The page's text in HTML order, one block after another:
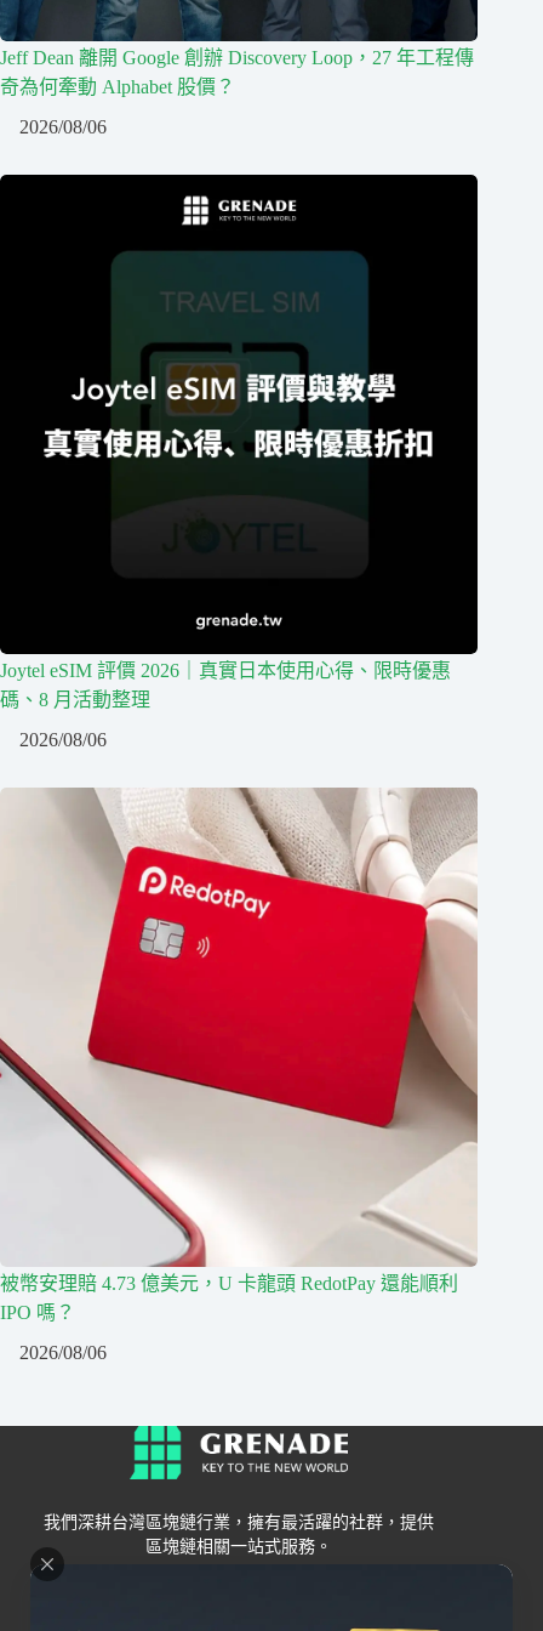
Jeff Dean 離開 Google 創辦 Discovery Loop，27 年工程傳
奇為何牽動 Alphabet 股價？
2026/08/06
Joytel eSIM 評價 2026｜真實日本使用心得、限時優惠
碼、8 月活動整理
2026/08/06
被幣安理賠 4.73 億美元，U 卡龍頭 RedotPay 還能順利
IPO 嗎？
2026/08/06
我們深耕台灣區塊鏈行業，擁有最活躍的社群，提供
區塊鏈相關一站式服務。